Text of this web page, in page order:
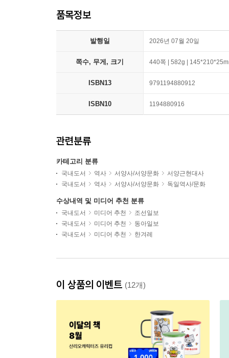
품목정보
발행일 2026년 07월 20일
쪽수, 무게, 크기 440쪽 | 582g |
ISBN13 9791194880912
ISBN10 1194880916
관련분류
카테고리 분류
국내도서 역사 서양사/서양문화
서양근현대사
국내도서
역사 서양사/서양문화 독일역사/문화
수상내역 및 미디어 추천 분류
국내도서 미디어 추천
조선일보
국내도서
미디어 추천
동아일보
국내도서
미디어 추천 한겨레
이 상품의 이벤트 (12개)